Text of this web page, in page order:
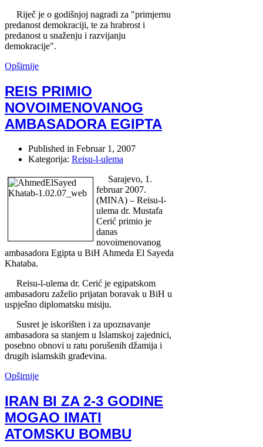
Riječ je o godišnjoj nagradi za "primjernu
predanost demokraciji, te za hrabrost i
predanost u snaženju i razvijanju
demokracije".
Opširnije
REIS PRIMIO
NOVOIMENOVANOG
AMBASADORA EGIPTA
Published in Februar 1, 2007
Kategorija: Reisu-l-ulema
Sarajevo, 1.
februar 2007.
(MINA) – Reisu-l-
ulema dr. Mustafa
Cerić primio je
danas
novoimenovanog
ambasadora Egipta u BiH Ahmeda El Sayeda
Khataba.
Reisu-l-ulema dr. Cerić je egipatskom
ambasadoru zaželio prijatan boravak u BiH u
uspješno diplomatsku misiju.
Susret je iskorišten i za upoznavanje
ambasadora sa stanjem u Islamskoj zajednici,
posebno obnovi u ratu porušenih džamija i
drugih islamskih građevina.
Opširnije
IRAN BI ZA 2-3 GODINE
MOGAO IMATI
ATOMSKU BOMBU